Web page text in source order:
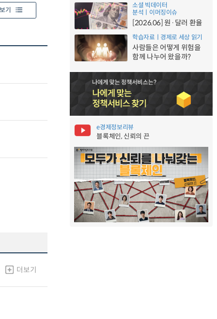
기
더보기
소셜 빅데이터
분석ㅣ이머징이슈
[2026.06] 원·달러 환율
학습자료ㅣ경제로 세상 읽기
사람들은 어떻게 위험을
함께 나누어 왔을까?
e경제정보리뷰
블록체인, 신뢰의 끈